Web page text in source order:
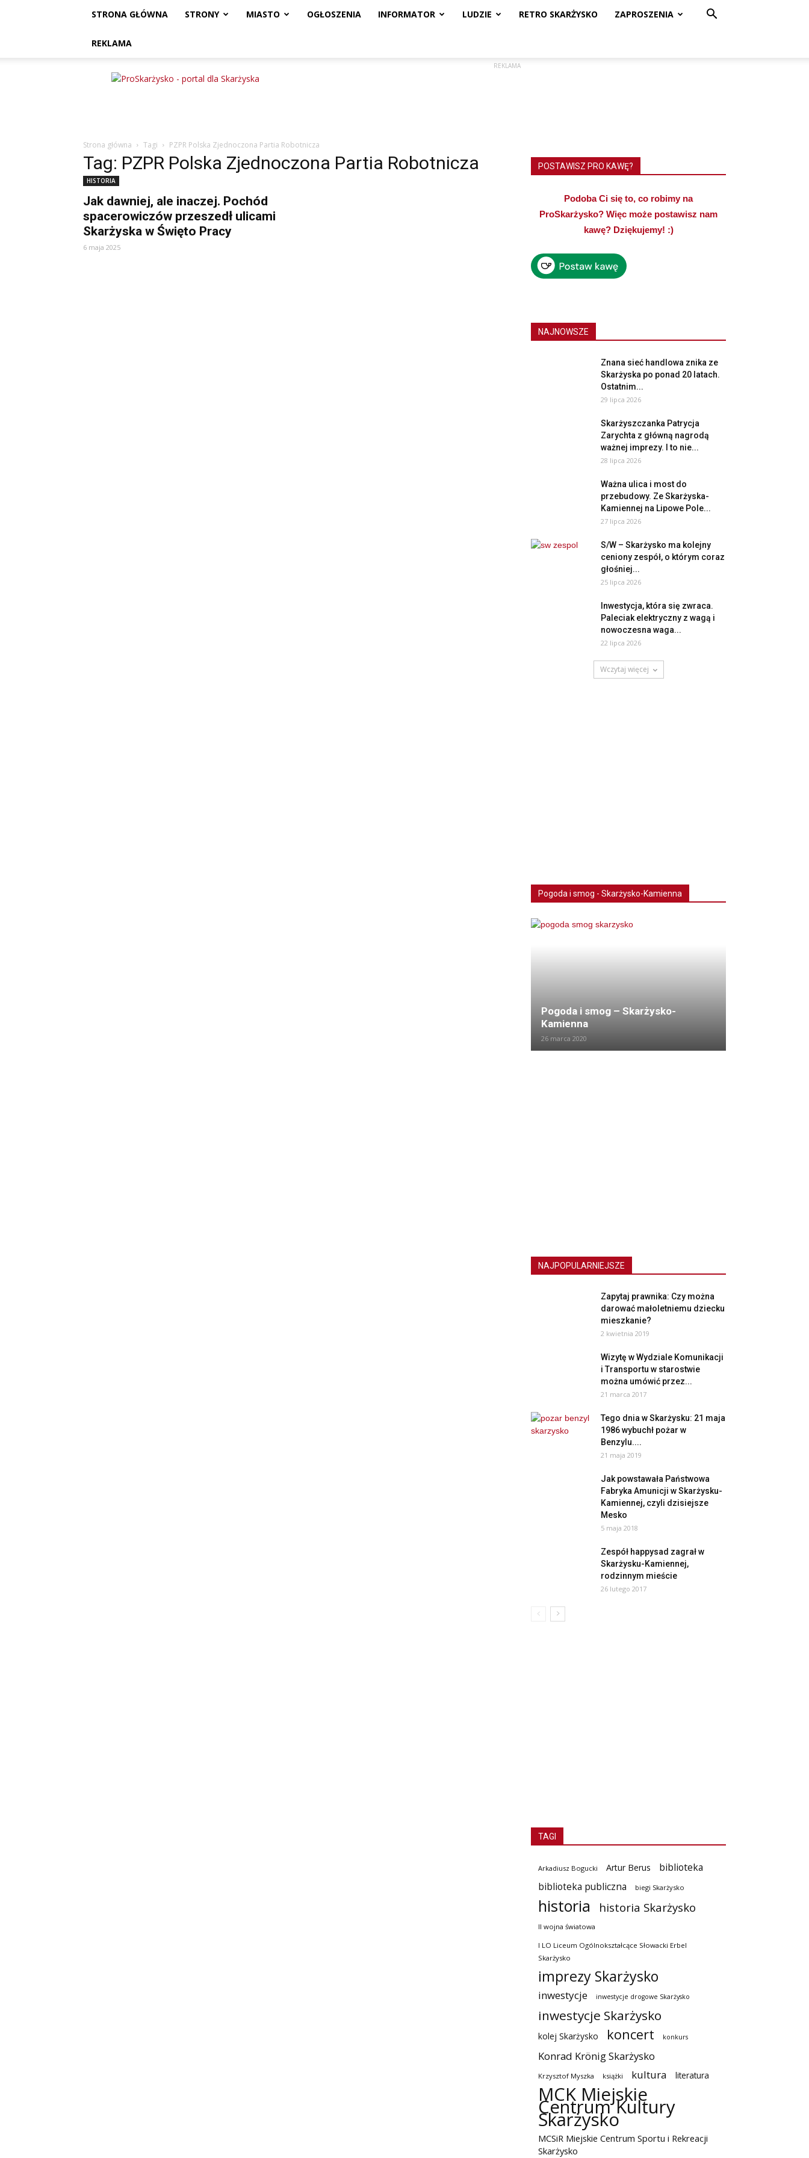
STRONA GŁÓWNA STRONY MIASTO OGŁOSZENIA INFORMATOR LUDZIE RETRO SKARŻYSKO ZAPROSZENIA
REKLAMA
ProSkarżysko
REKLAMA
Strona główna Tagi PZPR Polska Zjednoczona Partia Robotnicza
Tag: PZPR Polska Zjednoczona Partia Robotnicza
HISTORIA
Jak dawniej, ale inaczej. Pochód
spacerowiczów przeszedł ulicami
Skarżyska w Święto Pracy
6 maja 2025
POSTAWISZ PRO KAWĘ?
Podoba Ci się to, co robimy na
ProSkarżysko? Więc może postawisz nam
kawę? Dziękujemy! :)
NAJNOWSZE
Znana sieć handlowa znika ze
Skarżyska po ponad 20 latach.
Ostatnim...
29 lipca 2026
Skarżyszczanka Patrycja
Zarychta z główną nagrodą
ważnej imprezy. I to nie...
28 lipca 2026
Ważna ulica i most do
przebudowy. Ze Skarżyska-
Kamiennej na Lipowe Pole...
27 lipca 2026
S/W – Skarżysko ma kolejny
ceniony zespół, o którym coraz
głośniej...
25 lipca 2026
Inwestycja, która się zwraca.
Paleciak elektryczny z wagą i
nowoczesna waga...
22 lipca 2026
Wczytaj więcej
Pogoda i smog - Skarżysko-Kamienna
Pogoda i smog – Skarżysko-
Kamienna
26 marca 2020
NAJPOPULARNIEJSZE
Zapytaj prawnika: Czy można
darować małoletniemu dziecku
mieszkanie?
2 kwietnia 2019
Wizytę w Wydziale Komunikacji
i Transportu w starostwie
można umówić przez...
21 marca 2017
Tego dnia w Skarżysku: 21 maja
1986 wybuchł pożar w
Benzylu....
21 maja 2019
Jak powstawała Państwowa
Fabryka Amunicji w Skarżysku-
Kamiennej, czyli dzisiejsze
Mesko
5 maja 2018
Zespół happysad zagrał w
Skarżysku-Kamiennej,
rodzinnym mieście
26 lutego 2017
TAGI
Arkadiusz Bogucki Artur Berus
biblioteka
biblioteka publiczna
biegi Skarżysko
historia historia Skarżysko
II wojna światowa
I LO Liceum Ogólnokształcące Słowacki Erbel
Skarżysko
imprezy Skarżysko
inwestycje inwestycje drogowe Skarżysko
inwestycje Skarżysko
kolej Skarżysko koncert konkurs
Konrad Krönig Skarżysko
Krzysztof Myszka książki kultura literatura
MCK Miejskie
Centrum Kultury
Skarżysko
MCSiR Miejskie Centrum Sportu i Rekreacji
Skarżysko